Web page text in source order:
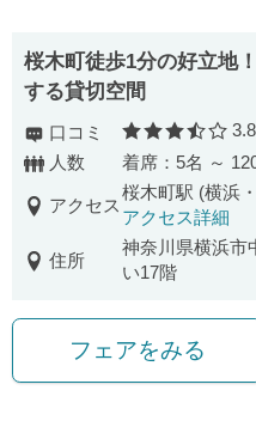
桜木町徒歩1分の好立地
する貸切空間
口コミ 口
3.8
人数
着席：5名 ～
アクセス
桜木町駅 (横浜
アクセス詳細
住所
神奈川県横浜市
い17階
フェアをみる